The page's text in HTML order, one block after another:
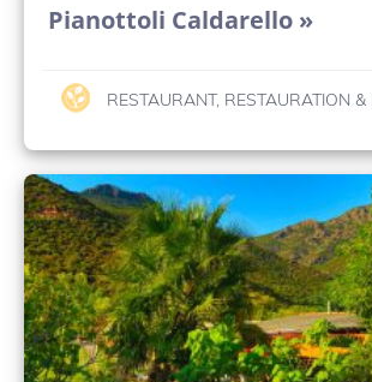
Pianottoli Caldarello »